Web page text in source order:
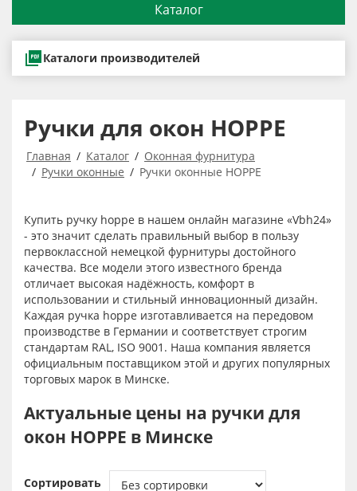
Каталог
Каталоги производителей
Ручки для окон HOPPE
Главная Каталог
Оконная фурнитура
Ручки оконные
Ручки оконные HOPPE
Купить ручку hoppe в нашем онлайн магазине «Vbh24»
- это значит сделать правильный выбор в пользу
первоклассной немецкой фурнитуры достойного
качества. Все модели этого известного бренда
отличает высокая надёжность, комфорт в
использовании и стильный инновационный дизайн.
Каждая ручка hoppe изготавливается на передовом
производстве в Германии и соответствует строгим
стандартам RAL, ISO 9001. Наша компания является
официальным поставщиком этой и других популярных
торговых марок в Минске.
Актуальные цены на ручки для
окон HOPPE в Минске
Сортировать